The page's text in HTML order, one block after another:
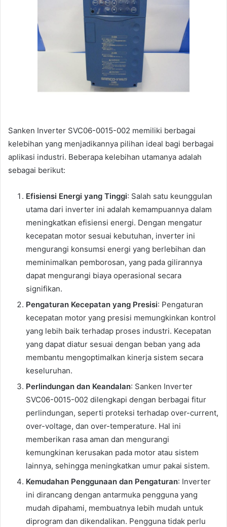
Sanken Inverter SVC06-0015-002 memiliki berbagai
kelebihan yang menjadikannya pilihan ideal bagi berbagai
aplikasi industri. Beberapa kelebihan utamanya adalah
sebagai berikut:
Efisiensi Energi yang Tinggi: Salah satu keunggulan
utama dari inverter ini adalah kemampuannya dalam
meningkatkan efisiensi energi. Dengan mengatur
kecepatan motor sesuai kebutuhan, inverter ini
mengurangi konsumsi energi yang berlebihan dan
meminimalkan pemborosan, yang pada gilirannya
dapat mengurangi biaya operasional secara
signifikan.
Pengaturan Kecepatan yang Presisi: Pengaturan
kecepatan motor yang presisi memungkinkan kontrol
yang lebih baik terhadap proses industri. Kecepatan
yang dapat diatur sesuai dengan beban yang ada
membantu mengoptimalkan kinerja sistem secara
keseluruhan.
Perlindungan dan Keandalan: Sanken Inverter
SVC06-0015-002 dilengkapi dengan berbagai fitur
perlindungan, seperti proteksi terhadap over-current,
over-voltage, dan over-temperature. Hal ini
memberikan rasa aman dan mengurangi
kemungkinan kerusakan pada motor atau sistem
lainnya, sehingga meningkatkan umur pakai sistem.
Kemudahan Penggunaan dan Pengaturan: Inverter
ini dirancang dengan antarmuka pengguna yang
mudah dipahami, membuatnya lebih mudah untuk
diprogram dan dikendalikan. Pengguna tidak perlu